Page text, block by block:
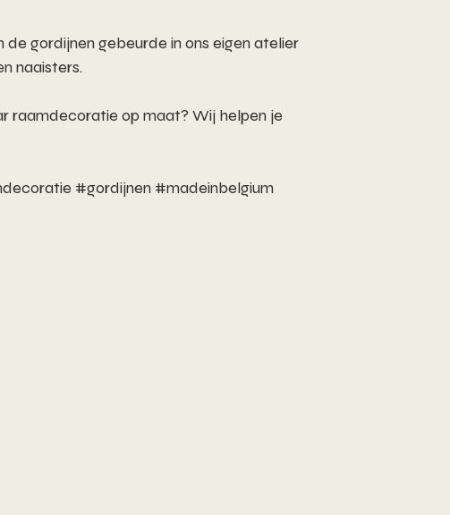
de gordijnen gebeurde in ons eigen atelier
naaisters.
raamdecoratie op maat? Wij helpen je
#gordijnen #madeinbelgium